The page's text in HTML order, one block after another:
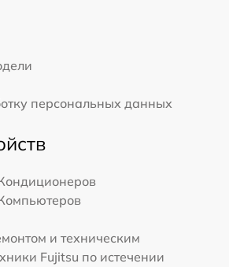
персональных данных
и техническим
Fujitsu по истечении